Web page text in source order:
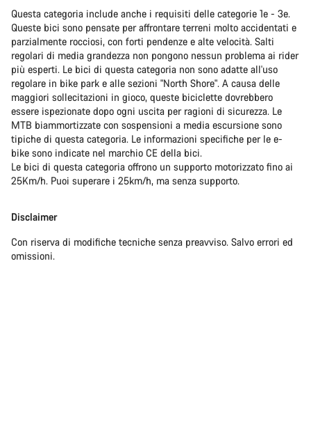
Questa categoria include anche i requisiti delle categorie 1e - 3e.
Queste bici sono pensate per affrontare terreni molto accidentati e
parzialmente rocciosi, con forti pendenze e alte velocità. Salti
regolari di media grandezza non pongono nessun problema ai rider
più esperti. Le bici di questa categoria non sono adatte all'uso
regolare in bike park e alle sezioni "North Shore". A causa delle
maggiori sollecitazioni in gioco, queste biciclette dovrebbero
essere ispezionate dopo ogni uscita per ragioni di sicurezza. Le
MTB biammortizzate con sospensioni a media escursione sono
tipiche di questa categoria. Le informazioni specifiche per le e-
bike sono indicate nel marchio CE della bici.
Le bici di questa categoria offrono un supporto motorizzato fino ai
25Km/h. Puoi superare i 25km/h, ma senza supporto.
Disclaimer
Con riserva di modifiche tecniche senza preavviso. Salvo errori ed
omissioni.